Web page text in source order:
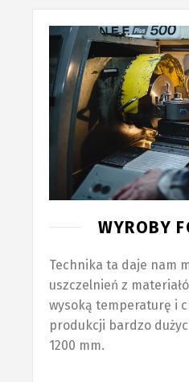
WYROBY
Technika ta daje nam
uszczelnień z
wysoką temperaturę i
produkcji bardzo
1200 mm.